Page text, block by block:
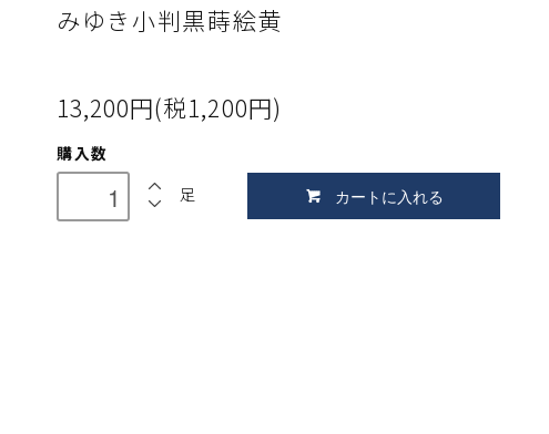
みゆき小判黒蒔絵黄
13,200円(税1,200円)
購入数
足
カートに入れる